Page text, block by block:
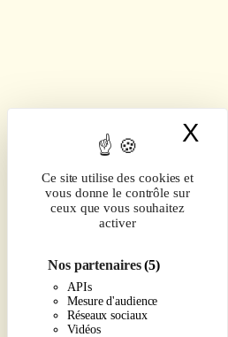
Ce site utilise des cookies et
vous donne le contrôle sur
ceux que vous souhaitez
activer
Nos partenaires(5)
APIs
Mesure d'audience
Réseaux sociaux
Vidéos
X